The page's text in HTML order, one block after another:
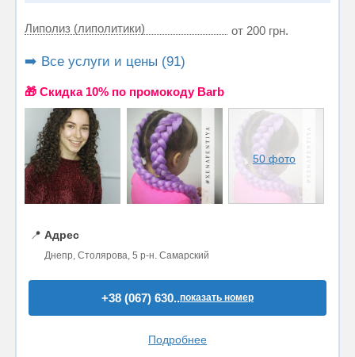
Липолиз (липолитики) от 200 грн.
➡️ Все услуги и цены (91)
🎁 Cкидка 10% по промокоду Barb
50 фото
📍 Адрес
Днепр, Столярова, 5 р-н. Самарский
+38 (067) 630..показать номер
Подробнее